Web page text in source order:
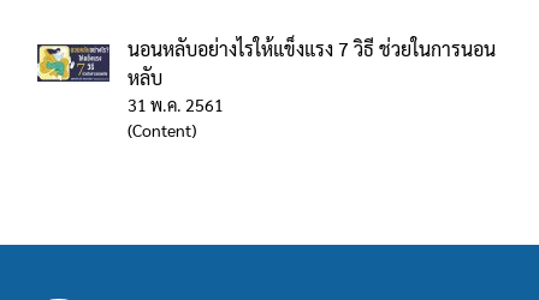
นอนหลับอย่างไรให้แข็งแรง 7 วิธี ช่วยในการนอน
หลับ
31 พ.ค. 2561
(Content)